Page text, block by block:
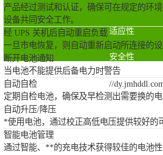
产品经过测试和认证，确保可在规定的环
设备共同安全工作。
经 UPS 关机后自动重启负载
一旦市电恢复，则自动重新启动所连接的设
断开电池通知
当电池不能提供后备电力时警告
自动自检
定期自检电池，确保及早检测出需要换的电
自动升压/降压
*使用电池，通过校正高低电压提供较好的
智能电池管理
通过智能、**的充电技术获得较佳的电池性
适应性
安全性
//